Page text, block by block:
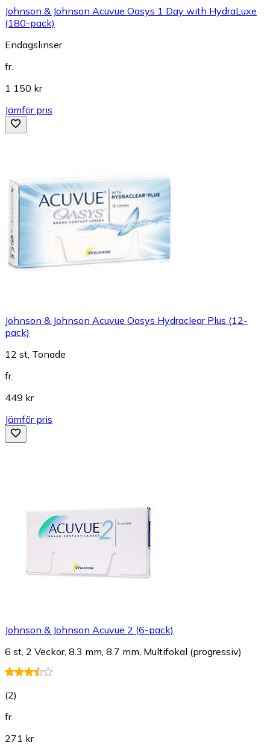
Johnson & Johnson Acuvue Oasys 1 Day with HydraLuxe
(180-pack)
Endagslinser
fr.
1 150 kr
Jämför pris
Johnson & Johnson Acuvue Oasys Hydraclear Plus (12-
pack)
12 st, Tonade
fr.
449 kr
Jämför pris
Johnson & Johnson Acuvue 2 (6-pack)
6 st, 2 Veckor, 8.3 mm, 8.7 mm, Multifokal (progressiv)
(2)
fr.
271 kr